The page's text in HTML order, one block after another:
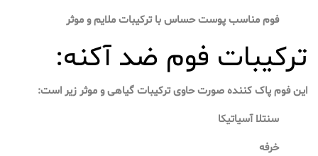
فوم مناسب پوست حساس با ترکیبات ملایم و موثر
ترکیبات فوم ضد آکنه:
این فوم پاک کننده صورت حاوی ترکیبات گیاهی و موثر زیر است:
سنتلا آسیاتیکا
خرفه